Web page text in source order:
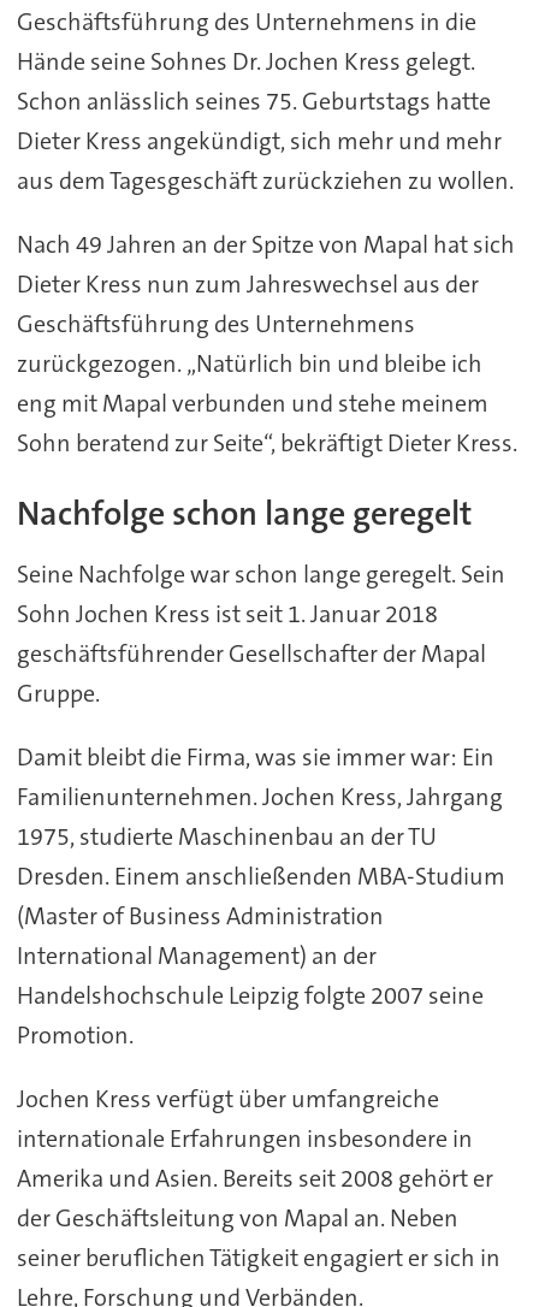
Geschäftsführung des Unternehmens in die
Hände seine Sohnes Dr. Jochen Kress gelegt.
Schon anlässlich seines 75. Geburtstags hatte
Dieter Kress angekündigt, sich mehr und mehr
aus dem Tagesgeschäft zurückziehen zu wollen.
Nach 49 Jahren an der Spitze von Mapal hat sich
Dieter Kress nun zum Jahreswechsel aus der
Geschäftsführung des Unternehmens
zurückgezogen. „Natürlich bin und bleibe ich
eng mit Mapal verbunden und stehe meinem
Sohn beratend zur Seite“, bekräftigt Dieter Kress.
Nachfolge schon lange geregelt
Seine Nachfolge war schon lange geregelt. Sein
Sohn Jochen Kress ist seit 1. Januar 2018
geschäftsführender Gesellschafter der Mapal
Gruppe.
Damit bleibt die Firma, was sie immer war: Ein
Familienunternehmen. Jochen Kress, Jahrgang
1975, studierte Maschinenbau an der TU
Dresden. Einem anschließenden MBA-Studium
(Master of Business Administration
International Management) an der
Handelshochschule Leipzig folgte 2007 seine
Promotion.
Jochen Kress verfügt über umfangreiche
internationale Erfahrungen insbesondere in
Amerika und Asien. Bereits seit 2008 gehört er
der Geschäftsleitung von Mapal an. Neben
seiner beruflichen Tätigkeit engagiert er sich in
Lehre, Forschung und Verbänden.